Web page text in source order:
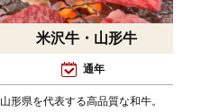
米沢牛・山形牛
通年
山形県を代表する高品質な和牛。